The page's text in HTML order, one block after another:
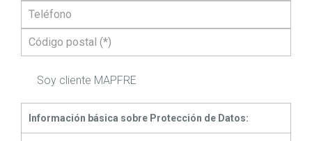
Soy cliente MAPFRE
Información básica sobre Protección de Datos: